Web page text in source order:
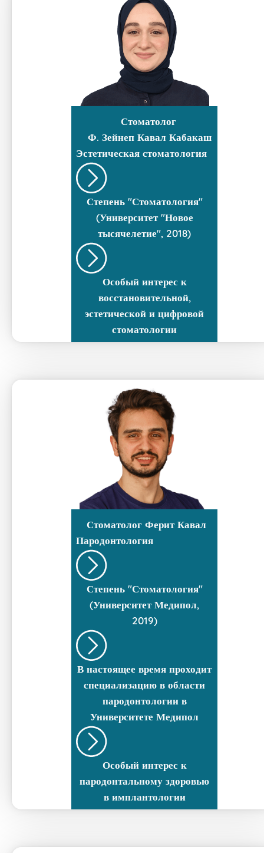
Стоматолог
Ф. Зейнеп Кавал Кабакаш
Эстетическая стоматология
Степень "Стоматология"
(Университет "Новое
тысячелетие", 2018)
Особый интерес к
восстановительной,
эстетической и цифровой
стоматологии
Стоматолог Ферит Кавал
Пародонтология
Степень "Стоматология"
(Университет Медипол,
2019)
В настоящее время проходит
специализацию в области
пародонтологии в
Университете Медипол
Особый интерес к
пародонтальному здоровью
в имплантологии